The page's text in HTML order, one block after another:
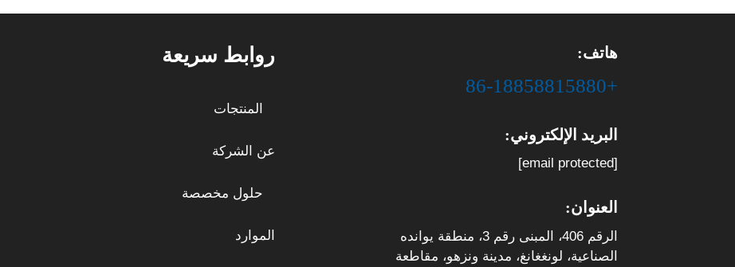
هاتف:
+86-18858815880
البريد الإلكتروني:
[email protected]
العنوان:
الرقم 406، المبنى رقم 3، منطقة يوانده
الصناعية، لونغغانغ، مدينة ونزهو، مقاطعة
روابط سريعة
المنتجات
عن الشركة
حلول مخصصة
الموارد